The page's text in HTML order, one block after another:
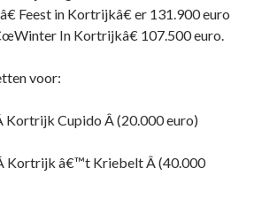
Feest in Kortrijkâ€ er 131.900 euro
In Kortrijkâ€ 107.500 euro.
voor:
Kortrijk Cupido Â (20.000 euro)
Kortrijk â€™t Kriebelt Â (40.000